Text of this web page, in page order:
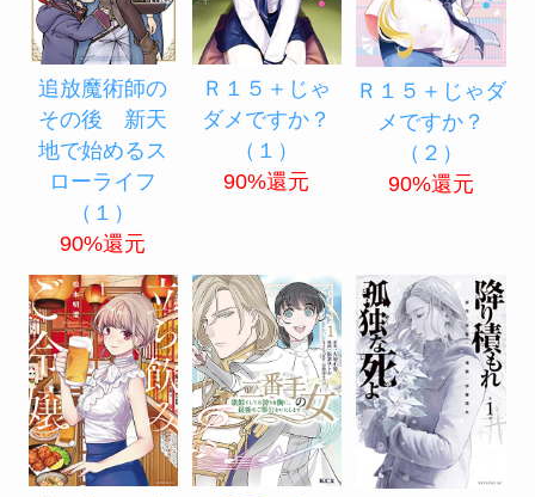
追放魔術師の
その後 新天
地で始めるス
ローライフ
（１）
90%還元
Ｒ１５＋じゃ
ダメですか？
（１）
90%還元
Ｒ１５＋じゃダ
メですか？
（２）
90%還元